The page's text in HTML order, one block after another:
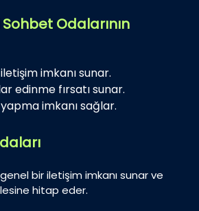
Odalarının
iletişim imkanı sunar.
edinme fırsatı sunar.
yapma imkanı sağlar.
bir iletişim imkanı sunar ve
hitap eder.